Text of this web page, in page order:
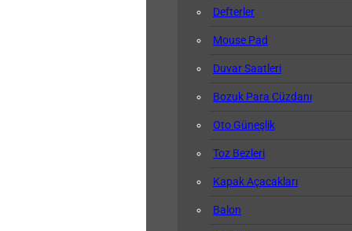
Defterler
Mouse Pad
Duvar Saatleri
Bozuk Para Cüzdanı
Oto Güneşlik
Toz Bezleri
Kapak Açacakları
Balon